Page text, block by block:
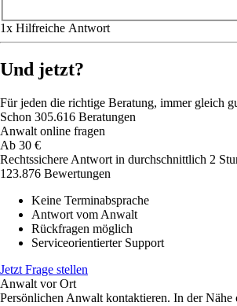
1x Hilfreiche Antwort
Und jetzt?
Für jeden die richtige Beratung, immer gleich
Schon 305.616 Beratungen
Anwalt online fragen
Ab 30 €
Rechtssichere Antwort in durchschnittlich 2
123.876 Bewertungen
Keine Terminabsprache
Antwort vom Anwalt
Rückfragen möglich
Serviceorientierter Support
Jetzt Frage stellen
Anwalt vor Ort
Persönlichen Anwalt kontaktieren. In der Nähe